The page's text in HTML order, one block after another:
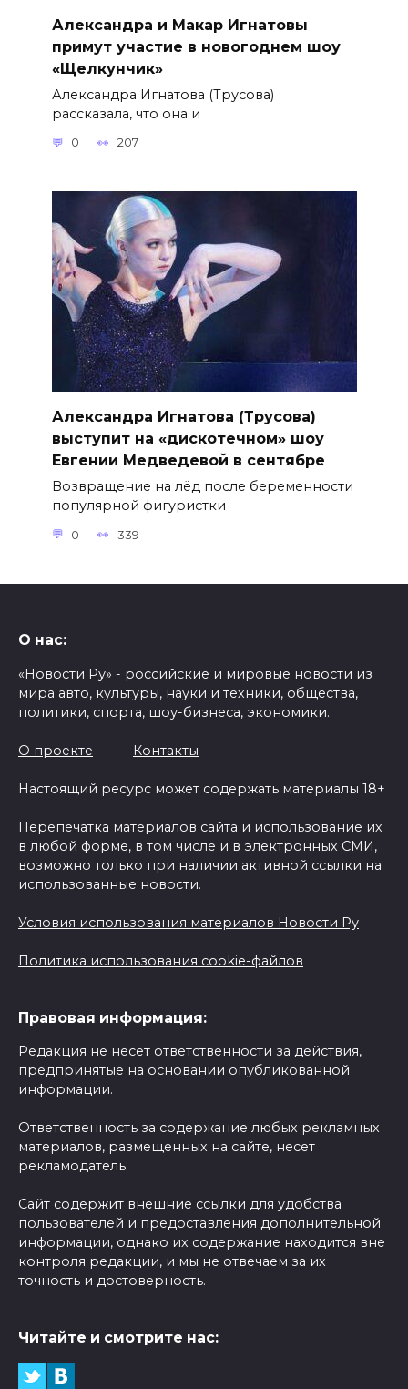
Александра и Макар Игнатовы
примут участие в новогоднем шоу
«Щелкунчик»
Александра Игнатова (Трусова)
рассказала, что она и
0 207
Александра Игнатова (Трусова)
выступит на «дискотечном» шоу
Евгении Медведевой в сентябре
Возвращение на лёд после беременности
популярной фигуристки
0 339
О нас:
«Новости Ру» - российские и мировые новости из
мира авто, культуры, науки и техники, общества,
политики, спорта, шоу-бизнеса, экономики.
О проекте Контакты
Настоящий ресурс может содержать материалы 18+
Перепечатка материалов сайта и использование их
в любой форме, в том числе и в электронных СМИ,
возможно только при наличии активной ссылки на
использованные новости.
Условия использования материалов Новости Ру
Политика использования cookie-файлов
Правовая информация:
Редакция не несет ответственности за действия,
предпринятые на основании опубликованной
информации.
Ответственность за содержание любых рекламных
материалов, размещенных на сайте, несет
рекламодатель.
Сайт содержит внешние ссылки для удобства
пользователей и предоставления дополнительной
информации, однако их содержание находится вне
контроля редакции, и мы не отвечаем за их
точность и достоверность.
Читайте и смотрите нас: